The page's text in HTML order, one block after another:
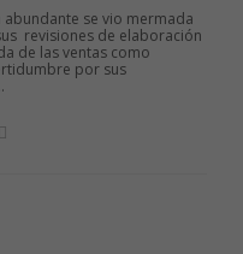
abundante se vio mermada
revisiones de elaboración
de las ventas como
por sus